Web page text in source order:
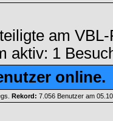
am VBL-
aktiv: 1
online.
Rekord: 7.056 Benutzer am